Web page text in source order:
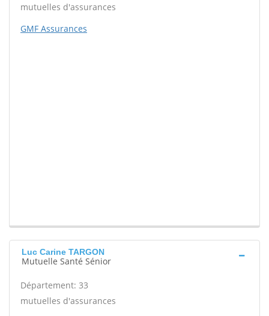
mutuelles d'assurances
GMF Assurances
Luc Carine TARGON
Mutuelle Santé Sénior
Département: 33
mutuelles d'assurances